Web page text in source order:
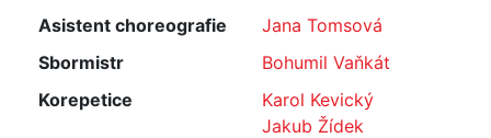
Asistent choreografie
Jana Tomsová
Sbormistr
Bohumil Vaňkát
Korepetice
Karol Kevický
Jakub Žídek